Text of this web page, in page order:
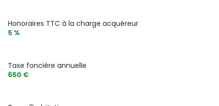
Honoraires TTC à la charge acquéreur
5 %
Taxe foncière annuelle
650 €